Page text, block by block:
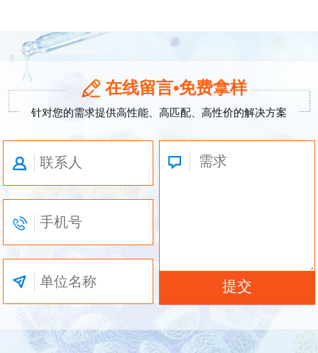
在线留言•免费拿样
针对您的需求提供高性能、高匹配、高性价的解决方案